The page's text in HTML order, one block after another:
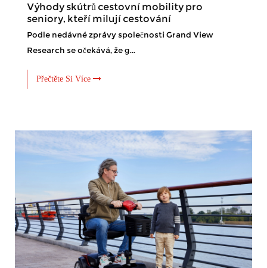
Výhody skútrů cestovní mobility pro
seniory, kteří milují cestování
Podle nedávné zprávy společnosti Grand View
Research se očekává, že g...
Přečtěte Si Více